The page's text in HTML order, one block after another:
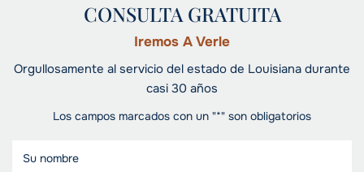
CONSULTA GRATUITA
Iremos A Verle
Orgullosamente al servicio del estado de Louisiana durante
casi 30 años
Los campos marcados con un "*" son obligatorios